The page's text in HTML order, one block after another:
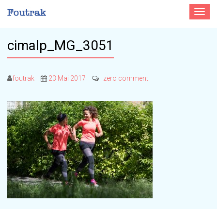
Toggle
cimalp_MG_3051
foutrak 23 Mai 2017 zero comment